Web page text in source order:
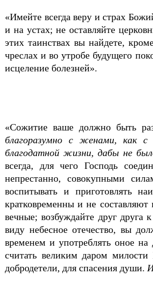
«Имейте всегда веру и страх
и на устах; не оставляйте
этих таинствах вы найдете,
чреслах и во утробе будущего
исцеление болезней».
«Сожитие ваше должно быть
благоразумно с женами, как с
благодатной жизни, дабы не
всегда, для чего Господь
непрестанно, совокупными
воспитывать и приготовлять
кратковременны и не
вечные; возбуждайте друг
виду небесное отечество, вы
временем и употреблять оное
считать великим даром
добродетели, для спасения души.